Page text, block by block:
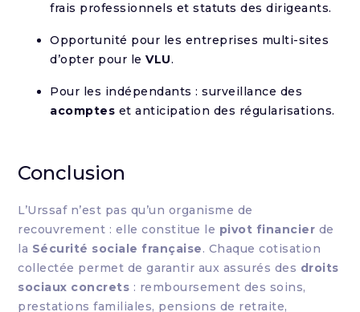
frais professionnels et statuts des dirigeants.
Opportunité pour les entreprises multi-sites
d’opter pour leVLU.
Pour les indépendants : surveillance des
acomptes et anticipation des régularisations.
Conclusion
L’Urssaf n’est pas qu’un organisme de
recouvrement : elle constitue le pivot financier de
la Sécurité sociale française. Chaque cotisation
collectée permet de garantir aux assurés des droits
sociaux concrets : remboursement des soins,
prestations familiales, pensions de retraite,